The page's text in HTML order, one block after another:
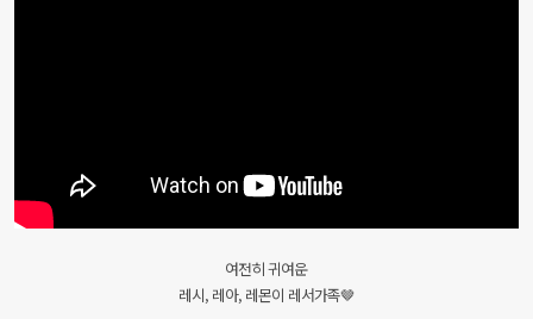
여전히 귀여운
레시, 레아, 레몬이 레서가족🤎